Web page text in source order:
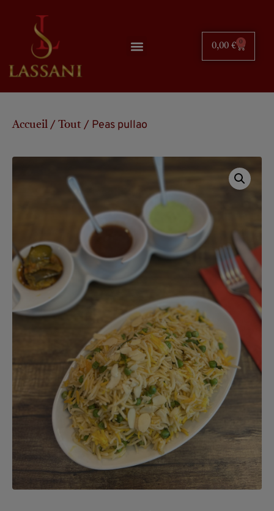
0,00 € 0
Accueil / Tout / Peas pullao